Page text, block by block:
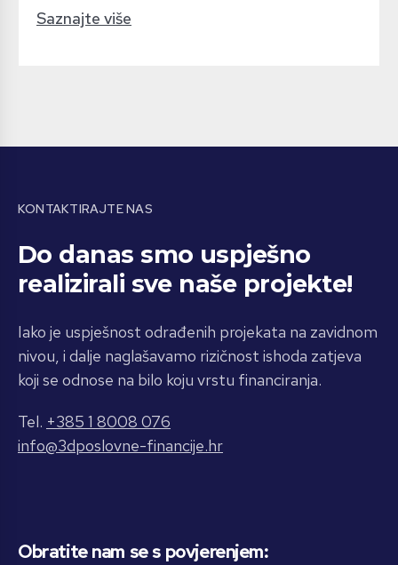
Saznajte više
KONTAKTIRAJTE NAS
Do danas smo uspješno
realizirali sve naše projekte!
Iako je uspješnost odrađenih projekata na zavidnom
nivou, i dalje naglašavamo rizičnost ishoda zatjeva
koji se odnose na bilo koju vrstu financiranja.
Tel. +385 1 8008 076
info@3dposlovne-financije.hr
Obratite nam se s povjerenjem: